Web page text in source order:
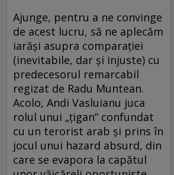
Ajunge, pentru a ne convinge
de acest lucru, să ne aplecăm
iarăși asupra comparației
(inevitabile, dar și injuste) cu
predecesorul remarcabil
regizat de Radu Muntean.
Acolo, Andi Vasluianu juca
rolul unui „țigan” confundat
cu un terorist arab și prins în
jocul unui hazard absurd, din
care se evapora la capătul